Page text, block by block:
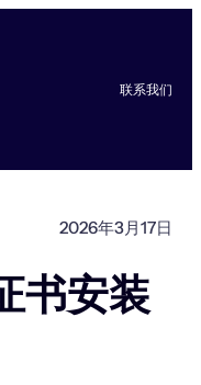
联系我们
2026年3月17日
书安装